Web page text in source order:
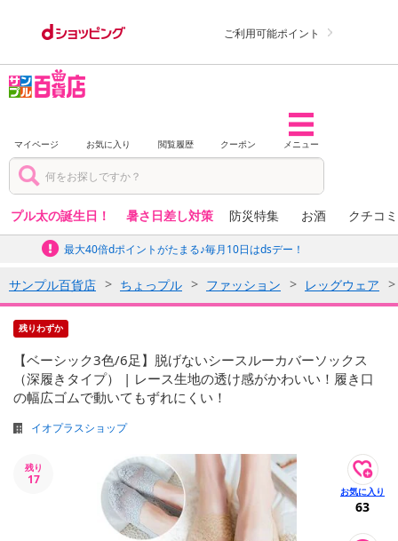
ご利用可能ポイント
マイページ お気に入り 閲覧履歴 クーポン メニュー
プル太の誕生日！ 暑さ日差し対策 防災特集 お酒 クチコ
最大40倍dポイントがたまる♪毎月10日はdsデー！
サンプル百貨店 ちょっプル ファッション レッグウェア
残りわずか
【ベーシック3色/6足】脱げないシースルーカバーソックス
（深履きタイプ） | レース生地の透け感がかわいい！履き口
の幅広ゴムで動いてもずれにくい！
イオプラスショップ
残り
17
63